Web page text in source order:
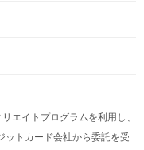
エイトプログラムを利用し、
ットカード会社から委託を受